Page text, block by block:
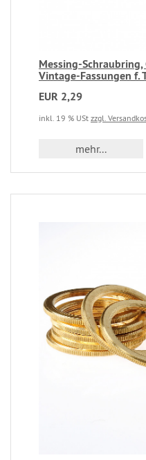
Messing-
Vintage-Fassungen f.
EUR 2,29
inkl. 19 % USt zzgl.
mehr...